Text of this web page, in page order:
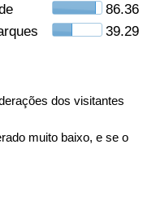
86.36
39.29
dos visitantes
muito baixo, e se o